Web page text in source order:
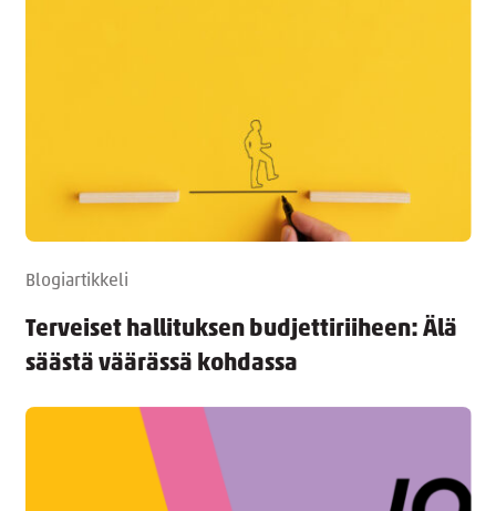
Blogiartikkeli
Terveiset hallituksen budjettiriiheen: Älä
säästä väärässä kohdassa